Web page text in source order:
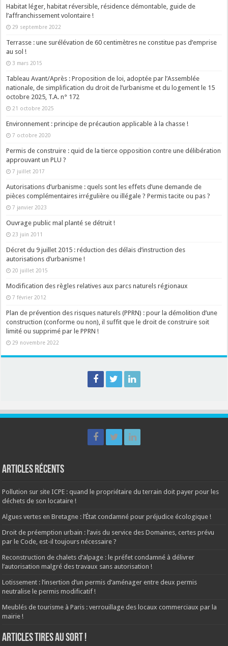
Habitat léger, habitat réversible, résidence démontable, guide de
l’affranchissement volontaire !
29 septembre 2022
Terrasse : une surélévation de 60 centimètres ne constitue pas d’emprise
au sol !
3 mars 2015
Tableau Avant/Après : Proposition de loi, adoptée par l’Assemblée
nationale, de simplification du droit de l’urbanisme et du logement le 15
octobre 2025, T.A. n° 172
21 octobre 2025
Environnement : principe de précaution applicable à la chasse !
7 octobre 2020
Permis de construire : quid de la tierce opposition contre une délibération
approuvant un PLU ?
7 juillet 2017
Autorisations d’urbanisme : quels sont les effets d’une demande de
pièces complémentaires irrégulière ou illégale ? Permis tacite ou pas ?
7 janvier 2023
Ouvrage public mal planté se détruit !
23 juin 2011
Décret du 9 juillet 2015 : réduction des délais d’instruction des
autorisations d’urbanisme !
20 juillet 2015
Modification des règles relatives aux parcs naturels régionaux
7 février 2012
Plan de prévention des risques naturels (PPRN) : pour la démolition d’une
construction (conforme ou non), il suffit que le droit de construire soit
limité ou supprimé par le PPRN !
29 novembre 2022
Articles récents
Pollution sur site ICPE : quand le propriétaire du terrain doit payer pour les
déchets de son locataire !
Algues vertes en Bretagne : l’État condamné pour préjudice écologique !
Droit de préemption urbain : l’avis du service des Domaines, certes prévu
par le Code, est-il toujours nécessaire ?
Reconstruction de chalets d’alpage : le préfet condamné à délivrer
l’autorisation malgré des travaux sans autorisation !
Lotissement : l’insertion d’un permis d’aménager entre deux permis
neutralise le permis modificatif !
Meublés de tourisme à Paris : verrouillage des locaux commerciaux par la
mairie !
ARTICLES TIRES AU SORT !